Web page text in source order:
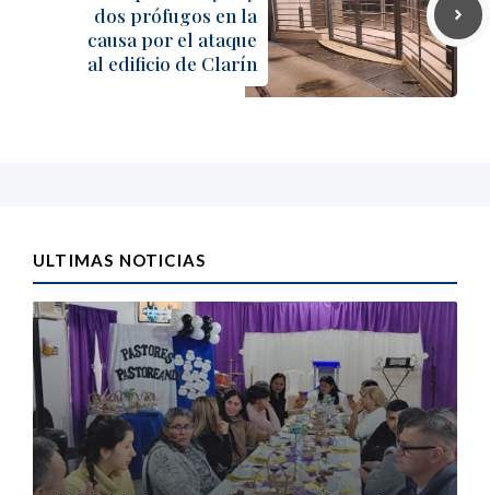
dos prófugos en la
causa por el ataque
al edificio de Clarín
ULTIMAS NOTICIAS